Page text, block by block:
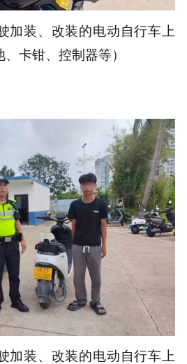
加装、改装的电动自行车上
卡钳、控制器等）
加装、改装的电动自行车上